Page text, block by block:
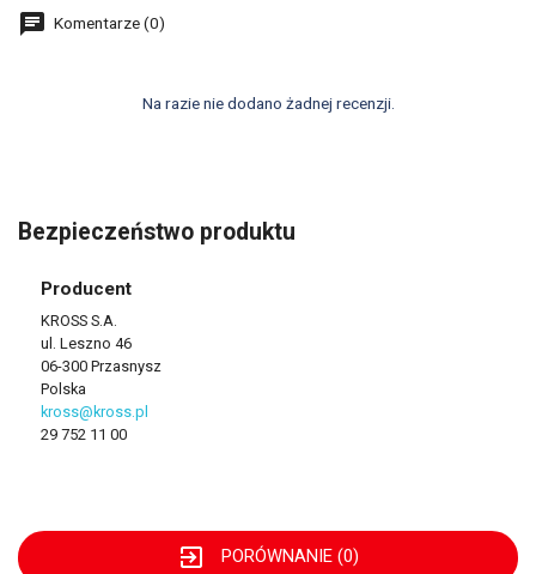
Komentarze (0)
Na razie nie dodano żadnej recenzji.
Bezpieczeństwo produktu
Producent
KROSS S.A.
ul. Leszno 46
06-300 Przasnysz
Polska
kross@kross.pl
29 752 11 00
exit_to_app PORÓWNANIE (0)